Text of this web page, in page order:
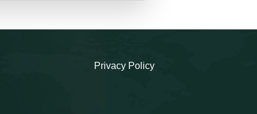
Privacy Policy